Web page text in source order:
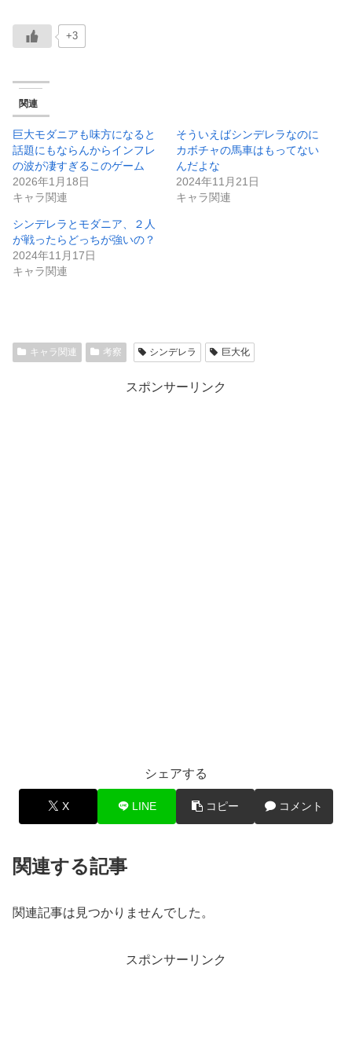
+3
関連
巨大モダニアも味方になると
話題にもならんからインフレ
の波が凄すぎるこのゲーム
2026年1月18日
キャラ関連
そういえばシンデレラなのに
カボチャの馬車はもってない
んだよな
2024年11月21日
キャラ関連
シンデレラとモダニア、２人
が戦ったらどっちが強いの？
2024年11月17日
キャラ関連
キャラ関連 考察 シンデレラ 巨大化
スポンサーリンク
シェアする
X LINE コピー コメント
関連する記事
関連記事は見つかりませんでした。
スポンサーリンク